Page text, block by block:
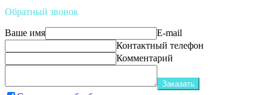
Обратный звонок
Ваше имя
E-mail
Контактный телефон
Комментарий
Заказать